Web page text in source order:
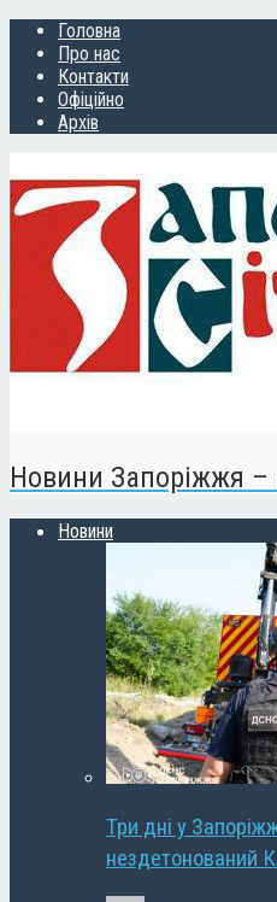
Головна
Про нас
Контакти
Офіційно
Архів
Новини Запоріжжя –
Новини
Три дні у
нездетонований